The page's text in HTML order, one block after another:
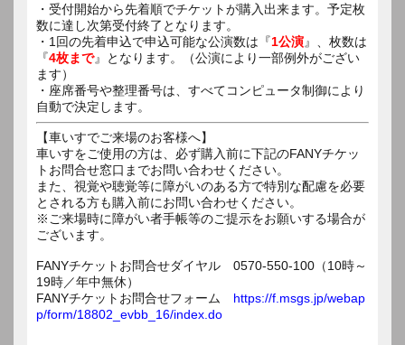
・受付開始から先着順でチケットが購入出来ます。予定枚
数に達し次第受付終了となります。
・1回の先着申込で申込可能な公演数は『1公演』、枚数は
『4枚まで』となります。（公演により一部例外がござい
ます）
・座席番号や整理番号は、すべてコンピュータ制御により
自動で決定します。
【車いすでご来場のお客様へ】
車いすをご使用の方は、必ず購入前に下記のFANYチケッ
トお問合せ窓口までお問い合わせください。
また、視覚や聴覚等に障がいのある方で特別な配慮を必要
とされる方も購入前にお問い合わせください。
※ご来場時に障がい者手帳等のご提示をお願いする場合が
ございます。
FANYチケットお問合せダイヤル 0570-550-100（10時～
19時／年中無休）
FANYチケットお問合せフォーム https://f.msgs.jp/webap
p/form/18802_evbb_16/index.do